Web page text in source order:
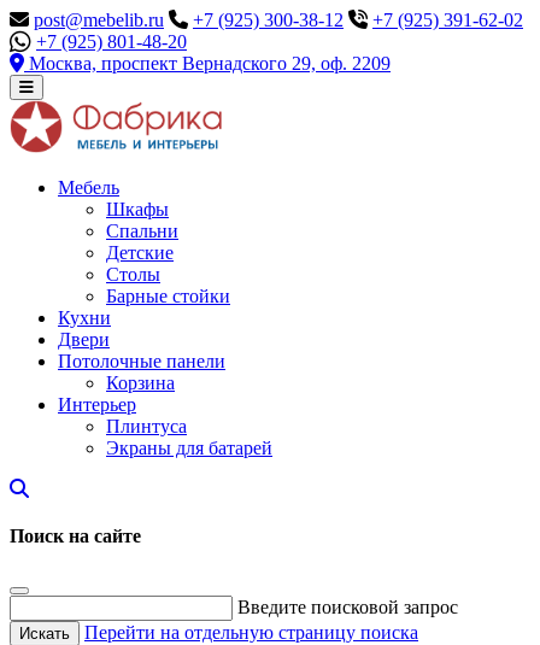
post@mebelib.ru +7 (925) 300-38-12
+7 (925) 391-62-02
+7 (925) 801-48-20
Москва, проспект Вернадского 29, оф. 2209
Мебель
Шкафы
Спальни
Детские
Столы
Барные стойки
Кухни
Двери
Потолочные панели
Корзина
Интерьер
Плинтуса
Экраны для батарей
Поиск на сайте
Введите поисковой запрос
Перейти на отдельную страницу поиска